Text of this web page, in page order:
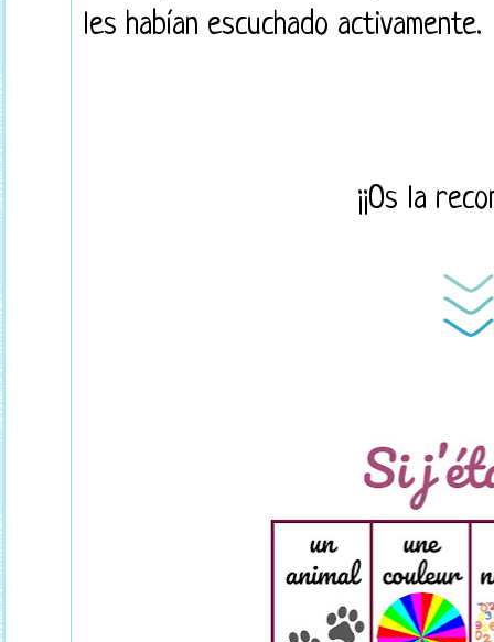
les habían escuchado activamente.
¡¡Os la